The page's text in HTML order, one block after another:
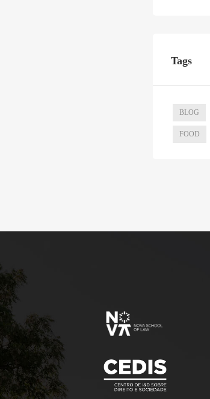
Tags
BLOG
FOOD